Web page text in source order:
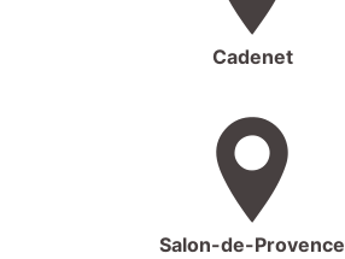
Cadenet
Salon-de-Provence